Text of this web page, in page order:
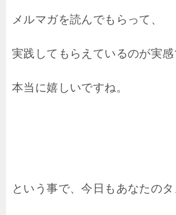
メルマガを読んでもらって、
実践してもらえているのが実
本当に嬉しいですね。
という事で、今日もあなたの